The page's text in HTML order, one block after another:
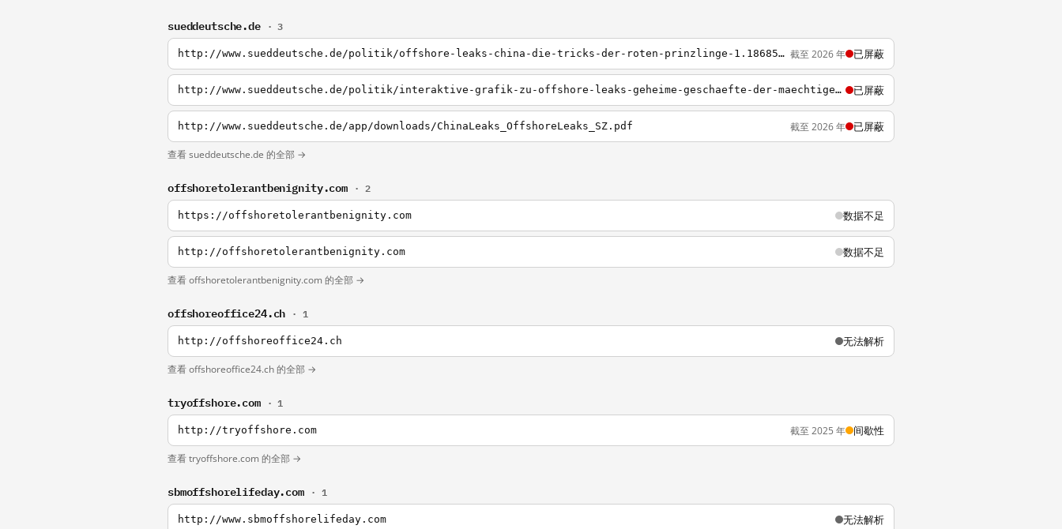
sueddeutsche.de · 3
http://www.sueddeutsche.de/politik/offshore-leaks-china-die-tricks-der-roten-prinzlinge-1.1868576 截至 2026 年 已屏蔽
http://www.sueddeutsche.de/politik/interaktive-grafik-zu-offshore-leaks-geheime-geschaefte-der-maechtigen-und-reichen-1.1866146 已屏蔽
http://www.sueddeutsche.de/app/downloads/ChinaLeaks_OffshoreLeaks_SZ.pdf 截至 2026 年 已屏蔽
查看 sueddeutsche.de 的全部 →
offshoretolerantbenignity.com · 2
https://offshoretolerantbenignity.com 数据不足
http://offshoretolerantbenignity.com 数据不足
查看 offshoretolerantbenignity.com 的全部 →
offshoreoffice24.ch · 1
http://offshoreoffice24.ch 无法解析
查看 offshoreoffice24.ch 的全部 →
tryoffshore.com · 1
http://tryoffshore.com 截至 2025 年 间歇性
查看 tryoffshore.com 的全部 →
sbmoffshorelifeday.com · 1
http://www.sbmoffshorelifeday.com 无法解析